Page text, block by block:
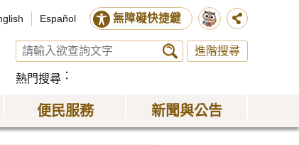
Español 無障礙快捷鍵
進階搜尋
熱門搜尋
便民服務 新聞與公告